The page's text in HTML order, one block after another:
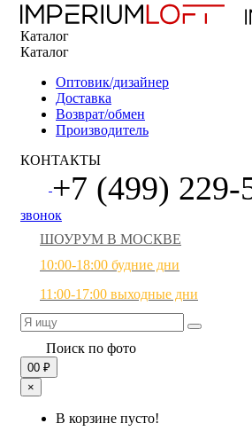
Каталог
Каталог
Оптовик/дизайнер
Доставка
Возврат/обмен
Производитель
КОНТАКТЫ
+7 (499) 229-
звонок
ШОУРУМ В МОСКВЕ
10:00-18:00 будние дни
11:00-17:00 выходные дни
Поиск по фото
00 ₽
×
В корзине пусто!